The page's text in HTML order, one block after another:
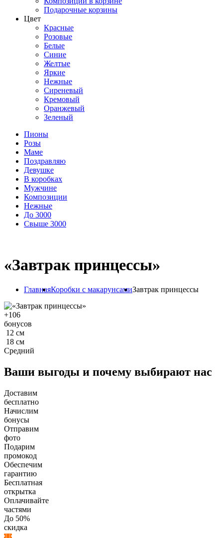
Подарочные корзины
Цвет
Красные
Розовые
Белые
Синие
Желтые
Яркие
Нежные
Сиреневый
Кремовый
Оранжевый
Зеленый
Пионы
Розы
Маме
Поздравляю
Девушке
В коробках
Мужчине
Композиции
Нежные
До 3000
Свыше 3000
«Завтрак принцессы»
ГлавнаяКоробки с макарунсамиЗавтрак принцессы
+106
бонусов
12 см
18 см
Средний
Ваши выгоды и почему выбирают нас
Доставим
бесплатно
Начислим
бонусы
Отправим
фото
Подарим
промокод
Обеспечим
гарантию
Бесплатная
открытка
Оплачивайте
частями
До 50%
скидка